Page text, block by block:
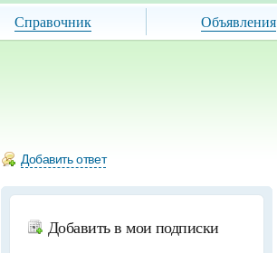
Справочник Объявления
Добавить ответ
Добавить в мои подписки